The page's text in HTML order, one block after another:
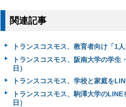
関連記事
トランスコスモス、教育者向け「1
トランスコスモス、阪南大学の学
日）
トランスコスモス、学校と家庭を
トランスコスモス、駒澤大学の
日）